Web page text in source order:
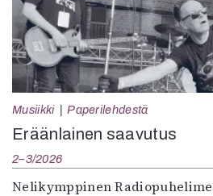
Musiikki Paperilehdestä
Eräänlainen saavutus
2–3/2026
Nelikymppinen